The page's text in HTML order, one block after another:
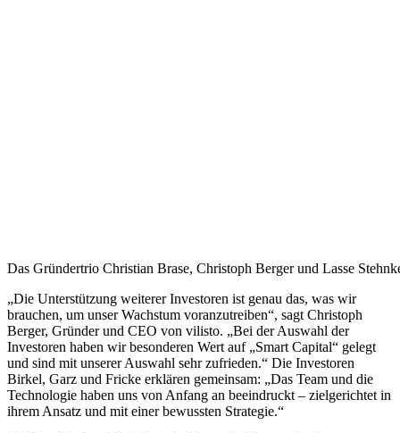
Das Gründertrio Christian Brase, Christoph Berger und Lasse
„Die Unterstützung weiterer Investoren ist genau das, was wir
brauchen, um unser Wachstum voranzutreiben“, sagt Christoph
Berger, Gründer und CEO von vilisto. „Bei der Auswahl der
Investoren haben wir besonderen Wert auf „Smart Capital“ gelegt
und sind mit unserer Auswahl sehr zufrieden.“ Die Investoren
Birkel, Garz und Fricke erklären gemeinsam: „Das Team und die
Technologie haben uns von Anfang an beeindruckt – zielgerichtet in
ihrem Ansatz und mit einer bewussten Strategie.“